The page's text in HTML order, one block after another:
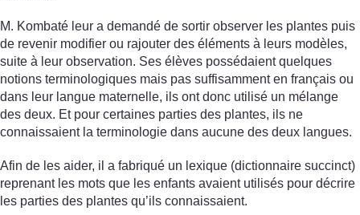
M. Kombaté leur a demandé de sortir observer les plantes puis
de revenir modifier ou rajouter des éléments à leurs modèles,
suite à leur observation. Ses élèves possédaient quelques
notions terminologiques mais pas suffisamment en français ou
dans leur langue maternelle, ils ont donc utilisé un mélange
des deux. Et pour certaines parties des plantes, ils ne
connaissaient la terminologie dans aucune des deux langues.
Afin de les aider, il a fabriqué un lexique (dictionnaire succinct)
reprenant les mots que les enfants avaient utilisés pour décrire
les parties des plantes qu’ils connaissaient.